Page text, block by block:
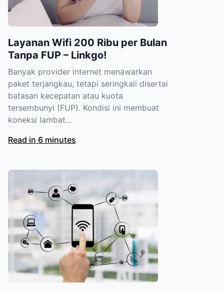
Layanan Wifi 200 Ribu per Bulan
Tanpa FUP – Linkgo!
Banyak provider internet menawarkan
paket terjangkau, tetapi seringkali disertai
batasan kecepatan atau kuota
tersembunyi (FUP). Kondisi ini membuat
koneksi lambat...
Read in 6 minutes